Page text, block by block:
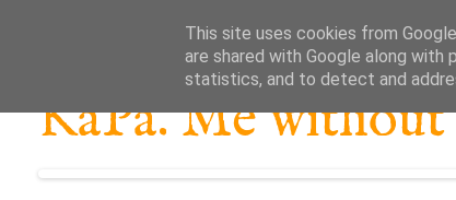
KaPa. Me
This site uses cookies from
are shared with Google along
statistics, and to detect and